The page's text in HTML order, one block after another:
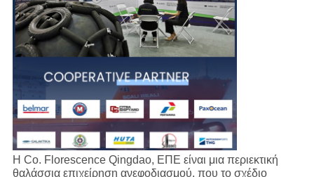
Η Co. Florescence Qingdao, ΕΠΕ είναι μια περιεκτική
θαλάσσια επιχείρηση ανεφοδιασμού, που το σχέδιο